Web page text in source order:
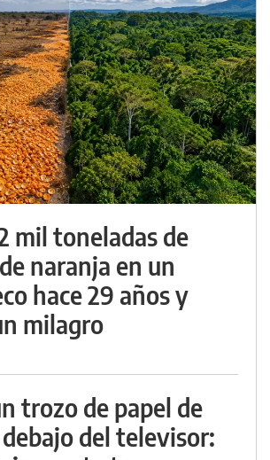
mil toneladas de
naranja en un
hace 29 años y
milagro
trozo de papel de
del televisor: